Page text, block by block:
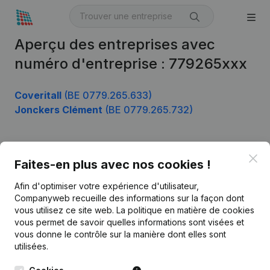
Aperçu des entreprises avec
numéro d'entreprise : 779265xxx
Coveritall (BE 0779.265.633)
Jonckers Clément (BE 0779.265.732)
Faites-en plus avec nos cookies !
Afin d'optimiser votre expérience d'utilisateur,
Companyweb recueille des informations sur la façon dont
vous utilisez ce site web. La politique en matière de cookies
vous permet de savoir quelles informations sont visées et
vous donne le contrôle sur la manière dont elles sont
utilisées.
Français
Kantorenpark Everest
248D,
Monitoring
Recherche internationale